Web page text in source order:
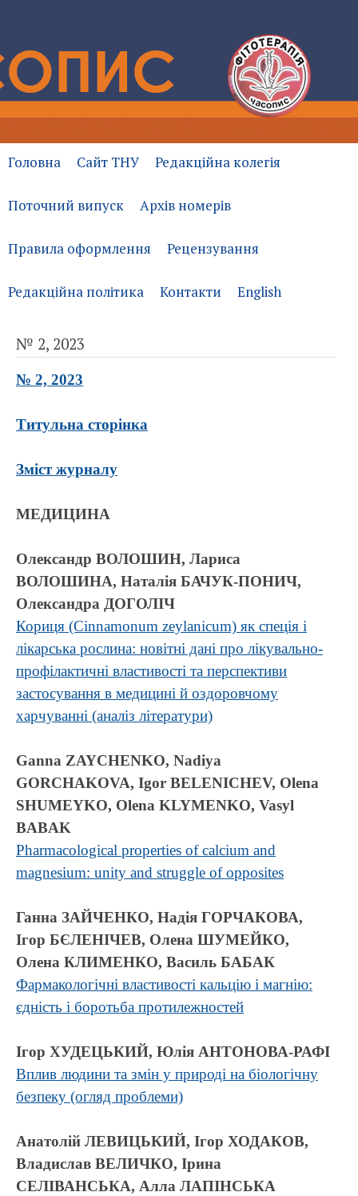
Головна Сайт ТНУ Редакційна колегія
Поточний випуск Архів номерів
Правила оформлення Рецензування
Редакційна політика Контакти English
№ 2, 2023
№ 2, 2023
Титульна сторінка
Зміст журналу
МЕДИЦИНА
Олександр ВОЛОШИН, Лариса
ВОЛОШИНА, Наталія БАЧУК-ПОНИЧ,
Олександра ДОГОЛІЧ
Кориця (Cinnamonum zeylanicum) як спеція і
лікарська рослина: новітні дані про лікувально-
профілактичні властивості та перспективи
застосування в медицині й оздоровчому
харчуванні (аналіз літератури)
Ganna ZAYCHENKO, Nadiya
GORCHAKOVA, Igor BELENICHEV, Olena
SHUMEYKO, Olena KLYMENKO, Vasyl
BABAK
Pharmacological properties of calcium and
magnesium: unity and struggle of opposites
Ганна ЗАЙЧЕНКО, Надія ГОРЧАКОВА,
Ігор БЄЛЕНІЧЕВ, Олена ШУМЕЙКО,
Олена КЛИМЕНКО, Василь БАБАК
Фармакологічні властивості кальцію і магнію:
єдність і боротьба протилежностей
Ігор ХУДЕЦЬКИЙ, Юлія АНТОНОВА-РАФІ
Вплив людини та змін у природі на біологічну
безпеку (огляд проблеми)
Анатолій ЛЕВИЦЬКИЙ, Ігор ХОДАКОВ,
Владислав ВЕЛИЧКО, Ірина
СЕЛІВАНСЬКА, Алла ЛАПІНСЬКА